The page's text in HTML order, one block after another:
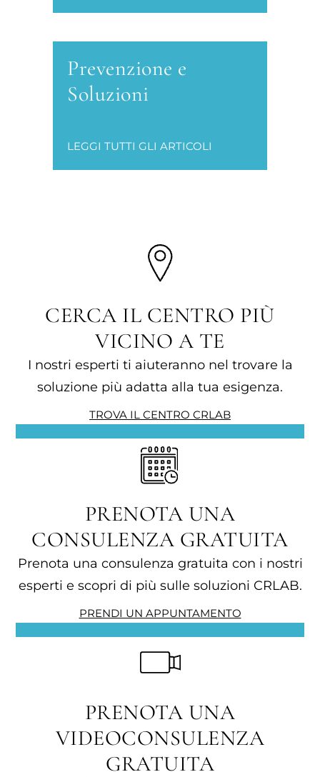
Prevenzione e
Soluzioni
LEGGI TUTTI GLI ARTICOLI
CERCA IL CENTRO PIÙ
VICINO A TE
I nostri esperti ti aiuteranno nel trovare la
soluzione più adatta alla tua esigenza.
TROVA IL CENTRO CRLAB
PRENOTA UNA
CONSULENZA GRATUITA
Prenota una consulenza gratuita con i nostri
esperti e scopri di più sulle soluzioni CRLAB.
PRENDI UN APPUNTAMENTO
PRENOTA UNA
VIDEOCONSULENZA
GRATUITA